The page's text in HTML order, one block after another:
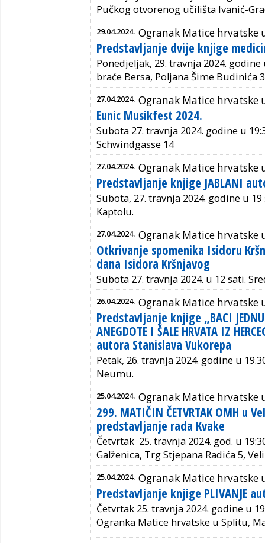
Pučkog otvorenog učilišta Ivanić-
29.04.2024. Ogranak Matice hrvatske
Predstavljanje dvije knjige
Ponedjeljak, 29. travnja 2024. godine
braće Bersa, Poljana Šime Budinića
27.04.2024. Ogranak Matice hrvatske
Eunic Musikfest 2024.
Subota 27. travnja 2024. godine u
Schwindgasse 14
27.04.2024. Ogranak Matice hrvatske
Predstavljanje knjige JABLANI
Subota, 27. travnja 2024. godine u
Kaptolu.
27.04.2024. Ogranak Matice hrvatske
Otkrivanje spomenika Isidoru
dana Isidora Kršnjavog
Subota 27. travnja 2024. u 12 sati.
26.04.2024. Ogranak Matice hrvatske
Predstavljanje knjige „BACI JEDNU
ANEGDOTE I ŠALE HRVATA IZ
autora Stanislava Vukorepa
Petak, 26. travnja 2024. godine u
Neumu.
25.04.2024. Ogranak Matice hrvatske
299. MATIČIN ČETVRTAK OMH u
predstavljanje rada Kvake
Četvrtak 25. travnja 2024. god. u
Galženica, Trg Stjepana Radića 5,
25.04.2024. Ogranak Matice hrvatske
Predstavljanje knjige PLIVANJE
Četvrtak 25. travnja 2024. godine u
Ogranka Matice hrvatske u Splitu,